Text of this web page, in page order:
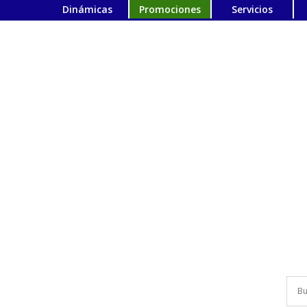
Dinámicas Promociones Servicios